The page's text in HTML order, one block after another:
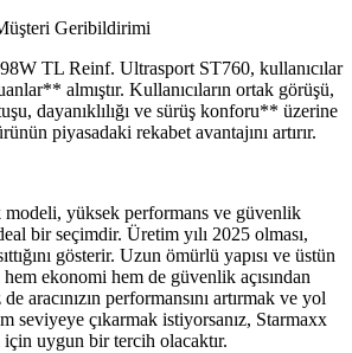
Geribildirimi
TL Reinf. Ultrasport ST760, kullanıcılar
almıştır. Kullanıcıların ortak görüşü,
dayanıklılığı ve sürüş konforu** üzerine
piyasadaki rekabet avantajını artırır.
modeli, yüksek performans ve güvenlik
bir seçimdir. Üretim yılı 2025 olması,
gösterir. Uzun ömürlü yapısı ve üstün
ekonomi hem de güvenlik açısından
aracınızın performansını artırmak ve yol
seviyeye çıkarmak istiyorsanız, Starmaxx
uygun bir tercih olacaktır.